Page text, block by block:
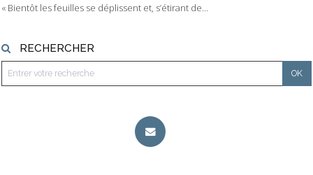
« Bientôt les feuilles se déplissent et, s’étirant de...
RECHERCHER